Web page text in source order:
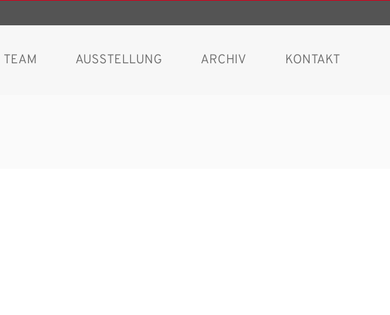
TEAM AUSSTELLUNG ARCHIV KONTAKT